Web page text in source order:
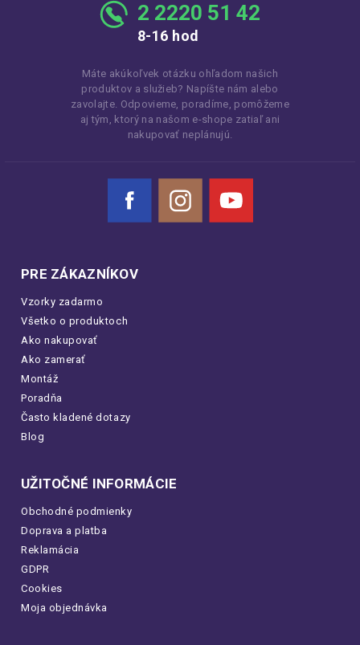
2 2220 51 42
8-16 hod
Máte akúkoľvek otázku ohľadom našich
produktov a služieb? Napíšte nám alebo
zavolajte. Odpovieme, poradíme, pomôžeme
aj tým, ktorý na našom e-shope zatiaľ ani
nakupovať neplánujú.
Facebook Instagram YouTube
PRE ZÁKAZNÍKOV
Vzorky zadarmo
Všetko o produktoch
Ako nakupovať
Ako zamerať
Montáž
Poradňa
Často kladené dotazy
Blog
UŽITOČNÉ INFORMÁCIE
Obchodné podmienky
Doprava a platba
Reklamácia
GDPR
Cookies
Moja objednávka